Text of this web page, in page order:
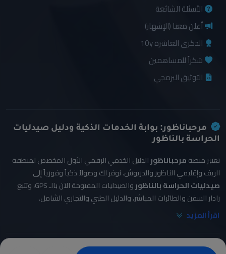
الأسئلة الشائعة
أعلن معنا (الإشهار)
الذكرى العاشرة 10y
شكراً للمساهمين
التوثيق البرمجي
مرحباناظور: بوابة الخدمات الذكية ودليل صيدليات
الحراسة بالناظور
تعتبر منصةمرحباناظور الدليل الخدمي الرقمي الأول المخصص لمنطقة
الريف وإقليمي الناظور والدريوش. نوفر لك وصولاً ذكياً وفورياً إلى
صيدليات الحراسة بالناظور
والصيدليات المفتوحة الآن بالـ GPS، وتتبع
رادار السفن والطائرات المباشر، والدليل الطبي والتجاري الشامل.
اقرأ المزيد